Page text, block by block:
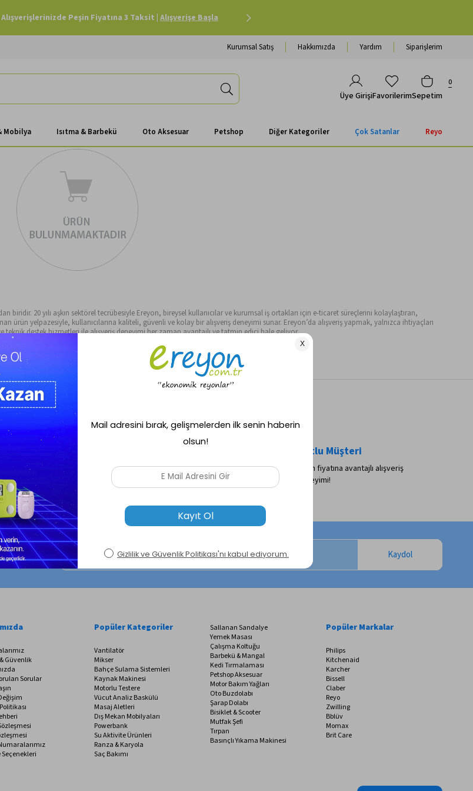
Peşin Fiyatına 3 Taksit | Alışverişe Başla
Kurumsal Satış Hakkımızda Yardım Siparişlerim
Üye GirişiFavorilerimSepetim
0
Mobilya Isıtma & Barbekü Oto Aksesuar Petshop Diğer Kategoriler Çok Satanlar Reyo
biridir. 20 yılı aşkın sektörel tecrübesiyle Ereyon, bireysel kullanıcılar ve kurumsal iş ortakları için e-ticaret süreçlerini kolaylaştıran,
yelpazesiyle, kullanıcılarına kaliteli, güvenli ve kolay bir alışveriş deneyimi sunar. Ereyon’da alışveriş yapmak, yalnızca ihtiyaçları
destek hizmetleri ile alışveriş deneyimi her zaman avantajlı ve tatmin edici hale geliyor.
Hızlı Teslimat
Seçili ürünlerde aynı gün kargo
fırsatı!
Kredi Kartına Taksit
Peşin fiyatına avantajlı alışveriş
deneyimi!
Mutlu Müşteri
Peşin fiyatına avantajlı alışveriş
deneyimi!
Kaydol
Güvenlik
Sorular
Popüler Kategoriler
Vantilatör
Mikser
Bahçe Sulama Sistemleri
Kaynak Makinesi
Motorlu Testere
Vücut Analiz Baskülü
Masaj Aletleri
Dış Mekan Mobilyaları
Powerbank
Su Aktivite Ürünleri
Ranza & Karyola
Saç Bakımı
Sallanan Sandalye
Yemek Masası
Çalışma Koltuğu
Barbekü & Mangal
Kedi Tırmalaması
Petshop Aksesuar
Motor Bakım Yağları
Oto Buzdolabı
Şarap Dolabı
Bisiklet & Scooter
Mutfak Şefi
Tırpan
Basınçlı Yıkama Makinesi
Popüler Markalar
Philips
Kitchenaid
Karcher
Bissell
Claber
Reyo
Zwilling
Bblüv
Momax
Brit Care